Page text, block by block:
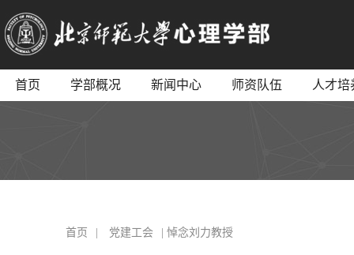
首页 学部概况 新闻中心 师资队伍 人才培
首页 党建工会 | 悼念刘力教授